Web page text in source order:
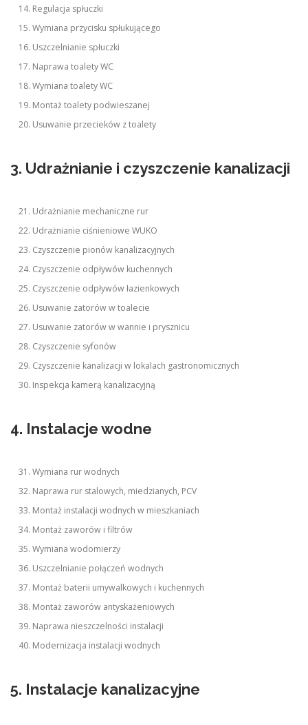
Regulacja spłuczki
Wymiana przycisku spłukującego
Uszczelnianie spłuczki
Naprawa toalety WC
Wymiana toalety WC
Montaż toalety podwieszanej
Usuwanie przecieków z toalety
3. Udrażnianie i czyszczenie kanalizacji
Udrażnianie mechaniczne rur
Udrażnianie ciśnieniowe WUKO
Czyszczenie pionów kanalizacyjnych
Czyszczenie odpływów kuchennych
Czyszczenie odpływów łazienkowych
Usuwanie zatorów w toalecie
Usuwanie zatorów w wannie i prysznicu
Czyszczenie syfonów
Czyszczenie kanalizacji w lokalach gastronomicznych
Inspekcja kamerą kanalizacyjną
4. Instalacje wodne
Wymiana rur wodnych
Naprawa rur stalowych, miedzianych, PCV
Montaż instalacji wodnych w mieszkaniach
Montaż zaworów i filtrów
Wymiana wodomierzy
Uszczelnianie połączeń wodnych
Montaż baterii umywalkowych i kuchennych
Montaż zaworów antyskażeniowych
Naprawa nieszczelności instalacji
Modernizacja instalacji wodnych
5. Instalacje kanalizacyjne